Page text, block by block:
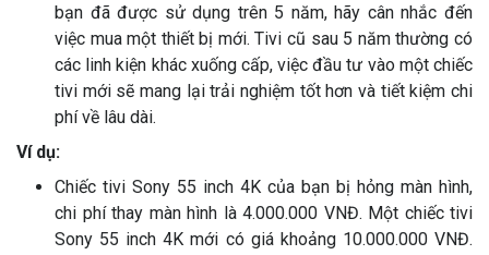
bạn đã được sử dụng trên 5 năm, hãy cân nhắc đến
việc mua một thiết bị mới. Tivi cũ sau 5 năm thường có
các linh kiện khác xuống cấp, việc đầu tư vào một chiếc
tivi mới sẽ mang lại trải nghiệm tốt hơn và tiết kiệm chi
phí về lâu dài.
Ví dụ:
Chiếc tivi Sony 55 inch 4K của bạn bị hỏng màn hình,
chi phí thay màn hình là 4.000.000 VNĐ. Một chiếc tivi
Sony 55 inch 4K mới có giá khoảng 10.000.000 VNĐ.